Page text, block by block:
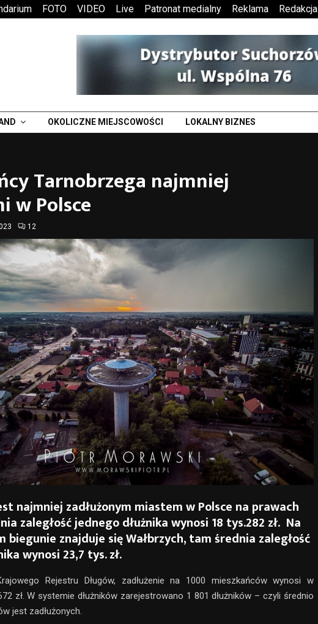
FOTO VIDEO Live Patronat medialny Reklama Redakcja
OKOLICZNE MIEJSCOWOŚCI LOKALNY BIZNES
Tarnobrzega najmniej
w Polsce
12
najmniej zadłużonym miastem w Polsce na prawach
zaległość jednego dłużnika wynosi 18 tys.282 zł. Na
biegunie znajduje się Wałbrzych, tam średnia zaległość
wynosi 23,7 tys. zł.
Rejestru Długów, zadłużenie na 1000 mieszkańców wynosi w
zł. W systemie dłużników zarejestrowano 1 801 dłużników – czyli średnio
jest zadłużonych.